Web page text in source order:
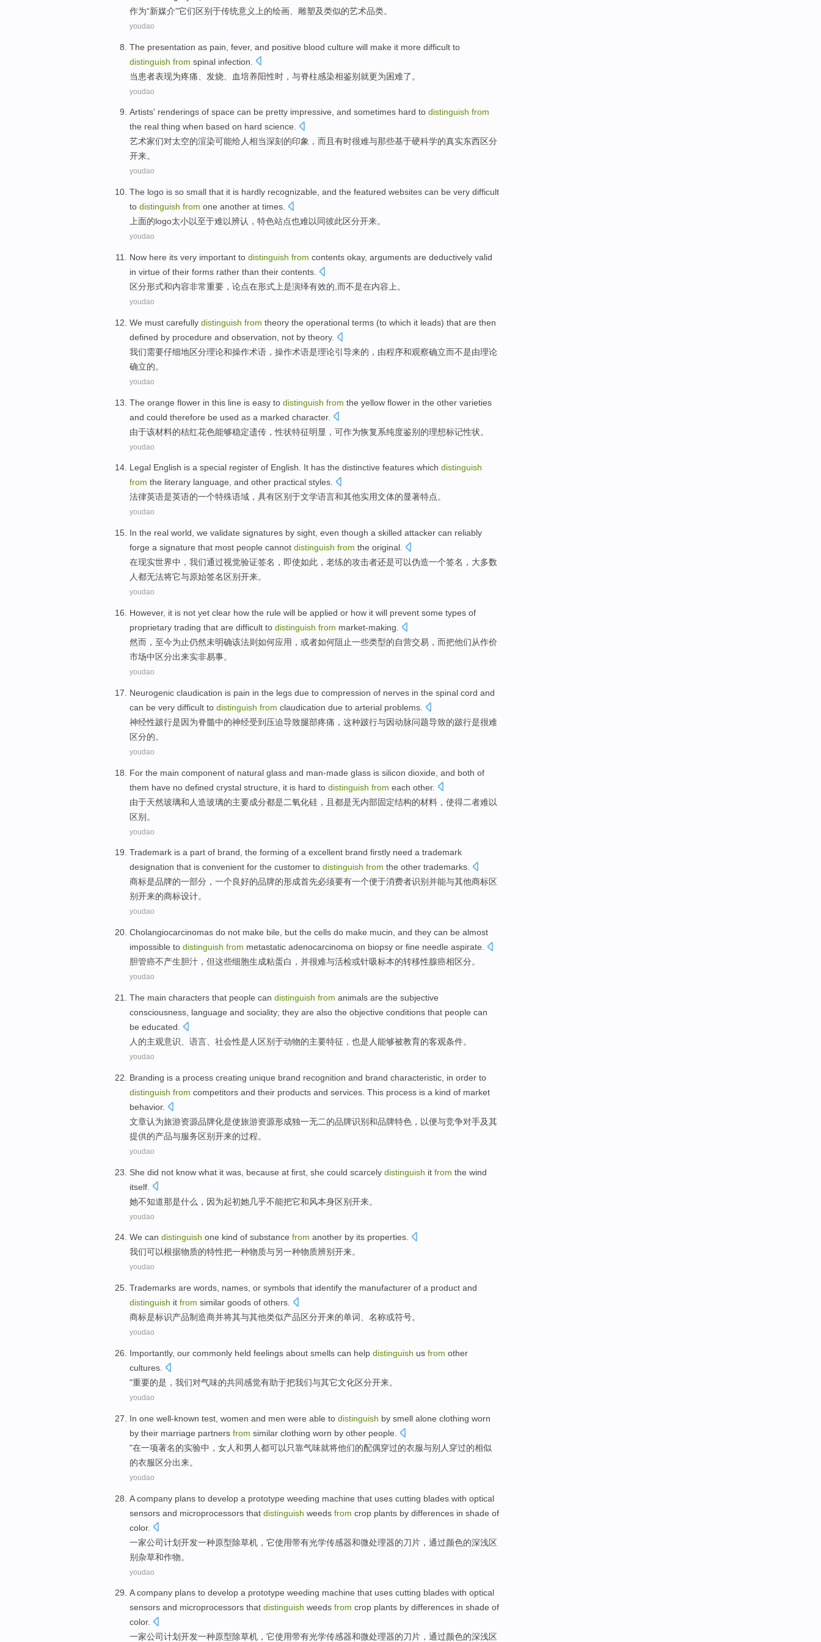
作为“新媒介”它们区别于传统意义上的绘画 雕塑及类似的艺术品类。
youdao
The presentation as pain fever, and positive blood culture will make it more difficult to
distinguish from spinal infection
当患者表现为疼痛 发烧 血培养阳性时， 与脊柱感染相鉴别就更为困难了。
youdao
Artists' renderings of space can be pretty impressive, and sometimes hard to distinguish from
the real thing when based on hard science.
艺术家们对太空的渲染可能给人相当深刻的印象， 而且 有时很难与那些基于硬科学的真实东西区分
开来。
youdao
The logo is so small that it is hardly recognizable , and the featured websites can be very difficult
to distinguish from one another at times.
上面的logo太小以至于难以辨认 ， 特色站点也难以同彼此区分开来。
youdao
Now here its very important to distinguish from contents okay, arguments are deductively valid
in virtue of their forms rather than their contents
区分形式和内容非常重要 ， 论点在形式上是演绎有效的 而不是在内容上。
youdao
We must carefully distinguish from theory the operational terms (to which it leads) that are then
defined by procedure and observation not by theory.
我们需要仔细地区分理论和操作术语，操作术语是理论引导来的， 由程序和观察确立而不是由理论
确立的。
youdao
The orange flower in this line is easy to distinguish from the yellow flower in the other varieties
and could therefore be used as a marked character.
由于该材料的桔红花色能够稳定遗传，性状特征明显 ， 可作为恢复系纯度鉴别的理想标记性状。
youdao
Legal English is a special register of English. It has the distinctive features which distinguish
from the literary language, and other practical styles.
法律英语是英语的一个特殊语域 ， 具有区别于文学语言和其他实用文体的显著特点。
youdao
In the real world we validate signatures by sight even though a skilled attacker can reliably
forge a signature that most people cannot distinguish from the original
在现实世界中， 我们通过视觉验证签名 ， 即使如此， 老练的攻击者还是可以伪造一个签名 ， 大多数
人都无法将它与原始签名 区别开来。
youdao
However, it is not yet clear how the rule will be applied or how it will prevent some types of
proprietary trading that are difficult to distinguish from market-making
然而 ，至今为止仍然未明确该法则如何应用 ， 或者如何阻止一些类型的自营交易 ，而把他们从作价
市场中区分出来实非易事。
youdao
Neurogenic claudication is pain in the legs due to compression of nerves in the spinal cord and
can be very difficult to distinguish from claudication due to arterial problems
神经性跛行是因为脊髓中的神经受到 压迫导致腿部疼痛 ， 这种跛行与因动脉问题导致的跛行是很难
区分的。
youdao
For the main component of natural glass and man-made glass is silicon dioxide and both of
them have no defined crystal structure , it is hard to distinguish from each other.
由于天然玻璃和 人造玻璃的主要成分都是二氧化硅 ， 且都是无内部固定结构的材料 ， 使得二者难以
区别。
youdao
Trademark is a part of brand, the forming of a excellent brand firstly need a trademark
designation that is convenient for the customer to distinguish from the other trademarks.
商标是品牌的一部分 ， 一个良好的品牌的形成首先必须要有一个便于消费者识别 并能与其他商标区
别开来的商标设计。
youdao
Cholangiocarcinomas do not make bile but the cells do make mucin and they can be almost
impossible to distinguish from metastatic adenocarcinoma on biopsy or fine needle aspirate
胆管癌不产生胆汁 ， 但这些细胞生成粘蛋白， 并很难与活检或针吸标本的转移性腺癌相区分。
youdao
The main characters that people can distinguish from animals are the subjective
consciousness language and sociality; they are also the objective conditions that people can
be educated
人 的主观意识 语言 社会性是 人 区别于动物的主要特征 ， 也是 人能够被教育的客观条件。
youdao
Branding is a process creating unique brand recognition and brand characteristic in order to
distinguish from competitors and their products and services . This process is a kind of market
behavior.
文章认为旅游资源品牌化是使旅游资源形成独一无二的品牌识别和品牌特色 ， 以便与竞争对手及其
提供的产品与服务区别开来的过程。
youdao
She did not know what it was because at first , she could scarcely distinguish it from the wind
itself
她不知道那是什么， 因为起初她几乎不能把它和风本身区别开来。
youdao
We can distinguish one kind of substance from another by its properties.
我们可以根据物质的特性把一种物质与另一种物质辨别开来。
youdao
Trademarks are words names or symbols that identify the manufacturer of a product and
distinguish it from similar goods of others
商标是标识产品制造商并将其与其他类似产品区分开来的单词 名称或符号。
youdao
Importantly, our commonly held feelings about smells can help distinguish us from other
cultures
"重要的是， 我们对气味的共同感觉有助于把我们与其它文化区分开来。
youdao
In one well-known test women and men were able to distinguish by smell alone clothing worn
by their marriage partners from similar clothing worn by other people
"在一项著名的实验中， 女人和男人都可以 只靠气味就将他们的配偶穿过的衣服与别人 穿过的相似
的衣服区分出来。
youdao
A company plans to develop a prototype weeding machine that uses cutting blades with optical
sensors and microprocessors that distinguish weeds from crop plants by differences in shade of
color.
一家公司计划开发一种原型除草机 ，它使用带有光学传感器和微处理器的刀片 ， 通过颜色的深浅区
别杂草和作物。
youdao
A company plans to develop a prototype weeding machine that uses cutting blades with optical
sensors and microprocessors that distinguish weeds from crop plants by differences in shade of
color.
一家公司计划开发一种原型除草机 ，它使用带有光学传感器和微处理器的刀片 ， 通过颜色的深浅区